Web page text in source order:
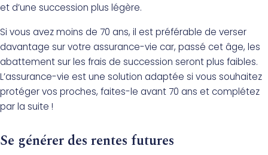
et d’une succession plus légère.
Si vous avez moins de 70 ans, il est préférable de verser
davantage sur votre assurance-vie car, passé cet âge, les
abattement sur les frais de succession seront plus faibles.
L’assurance-vie est une solution adaptée si vous souhaitez
protéger vos proches, faites-le avant 70 ans et complétez
par la suite !
Se générer des rentes futures